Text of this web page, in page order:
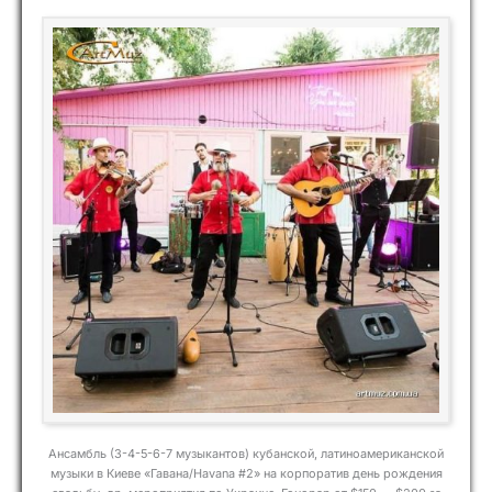
Ансамбль (3-4-5-6-7 музыкантов) кубанской, латиноамериканской
музыки в Киеве «Гавана/Havana #2» на корпоратив день рождения